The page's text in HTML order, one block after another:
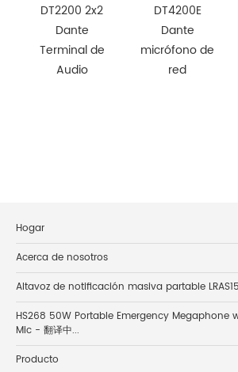
DT2200 2x2
Dante
Terminal de
Audio
DT4200E
Dante
micrófono de
red
Hogar
Acerca de nosotros
Altavoz de notificación masiva partable
HS268 50W Portable Emergency Megaphone
Mic - 翻译中...
Producto